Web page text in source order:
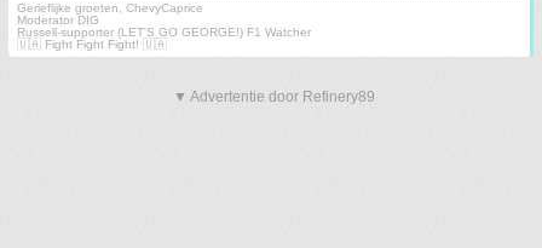
Gerieflijke groeten, ChevyCaprice
Moderator DIG
Russell-supporter (LET'S GO GEORGE!) F1 Watcher
🇺🇦 Fight Fight Fight! 🇺🇦
▼ Advertentie door Refinery89